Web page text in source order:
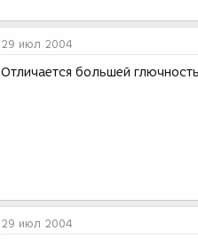
29 июл 2004
Отличается большей
29 июл 2004